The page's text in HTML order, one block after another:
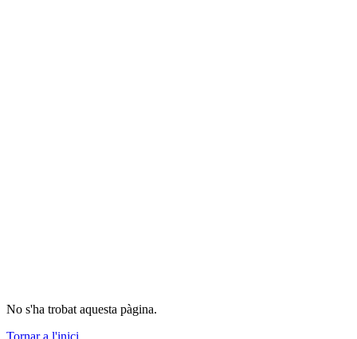
No s'ha trobat aquesta pàgina.
Tornar a l'inici